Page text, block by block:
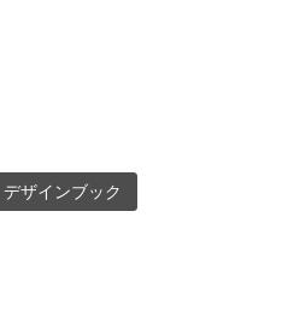
デザインブック